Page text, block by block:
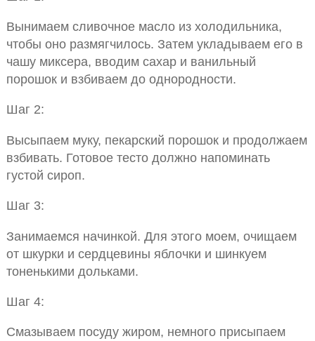
Вынимаем сливочное масло из холодильника,
чтобы оно размягчилось. Затем укладываем его в
чашу миксера, вводим сахар и ванильный
порошок и взбиваем до однородности.
Шаг 2:
Высыпаем муку, пекарский порошок и продолжаем
взбивать. Готовое тесто должно напоминать
густой сироп.
Шаг 3:
Занимаемся начинкой. Для этого моем, очищаем
от шкурки и сердцевины яблочки и шинкуем
тоненькими дольками.
Шаг 4:
Смазываем посуду жиром, немного присыпаем